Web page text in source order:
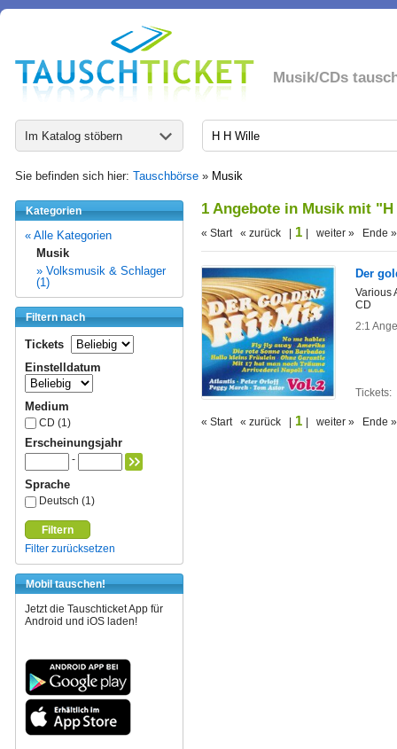
Musik/CDs
Im Katalog stöbern
Sie befinden sich hier: Tauschbörse » Musik
Kategorien
« Alle Kategorien
Musik
» Volksmusik & Schlager
(1)
Filtern nach
Tickets
Einstelldatum
Medium
CD (1)
Erscheinungsjahr
-
Sprache
Deutsch (1)
Filtern
Filter zurücksetzen
Mobil tauschen!
Jetzt die Tauschticket App für
Android und iOS laden!
1 Angebote in Musik mit
« Start « zurück | 1 | weiter » Ende »
Der
Various
CD
2:1
Tickets:
« Start « zurück | 1 | weiter » Ende »